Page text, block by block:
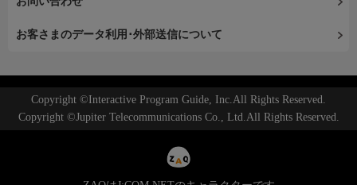
お客さまのデータ利用･外部送信について
Copyright ©Interactive Program Guide, Inc.All Rights Reserved.
Copyright ©Jupiter Telecommunications Co., Ltd.All Rights Reserved.